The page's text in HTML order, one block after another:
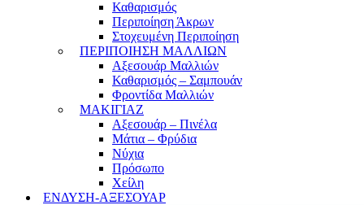
Καθαρισμός
Περιποίηση Άκρων
Στοχευμένη Περιποίηση
ΠΕΡΙΠΟΙΗΣΗ ΜΑΛΛΙΩΝ
Αξεσουάρ Μαλλιών
Καθαρισμός – Σαμπουάν
Φροντίδα Μαλλιών
ΜΑΚΙΓΙΑΖ
Αξεσουάρ – Πινέλα
Μάτια – Φρύδια
Νύχια
Πρόσωπο
Χείλη
ΕΝΔΥΣΗ-ΑΞΕΣΟΥΑΡ